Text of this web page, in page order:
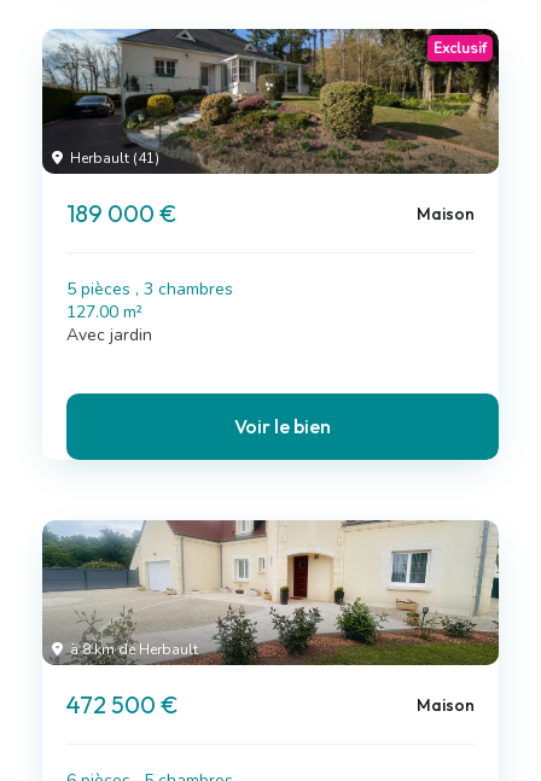
Herbault (41)
Exclusif
189 000 € Maison
5 pièces , 3 chambres
127.00 m²
Avec jardin
Voir le bien
à 8 km de Herbault
472 500 € Maison